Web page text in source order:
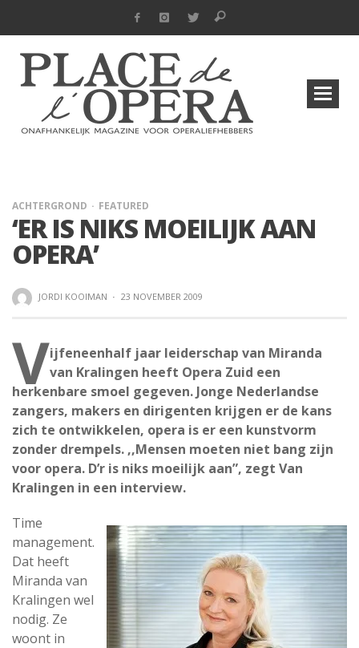
ACHTERGROND FEATURED
‘ER IS NIKS MOEILIJK AAN
OPERA’
JORDI KOOIMAN · 23 NOVEMBER 2009
Vijfeneenhalf jaar leiderschap van Miranda
van Kralingen heeft Opera Zuid een
herkenbare smoel gegeven. Jonge Nederlandse
zangers, makers en dirigenten krijgen er de kans
zich te ontwikkelen, opera is er een kunstvorm
zonder drempels. ,,Mensen moeten niet bang zijn
voor opera. D’r is niks moeilijk aan”, zegt Van
Kralingen in een interview.
Time
management.
Dat heeft
Miranda van
Kralingen wel
nodig. Ze
woont in